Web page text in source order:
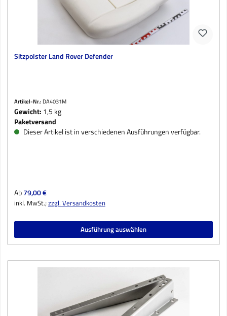
Sitzpolster Land Rover Defender
Artikel-Nr.: DA4031M
Gewicht: 1,5 kg
Paketversand
Dieser Artikel ist in verschiedenen Ausführungen verfügbar.
Regulärer Preis:
Ab79,00 €
inkl. MwSt.;zzgl. Versandkosten
Ausführung auswählen